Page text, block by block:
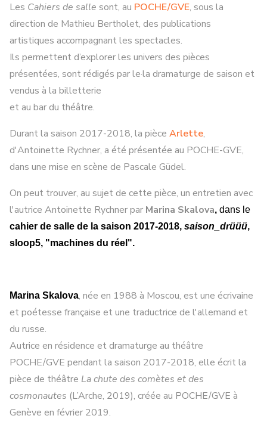
Les Cahiers de salle sont, au POCHE/GVE, sous la
direction de Mathieu Bertholet, des publications
artistiques accompagnant les spectacles.
Ils permettent d’explorer les univers des pièces
présentées, sont rédigés par le·la dramaturge de saison et
vendus à la billetterie
et au bar du théâtre.
Durant la saison 2017-2018, la pièce Arlette,
d'Antoinette Rychner, a été présentée au POCHE-GVE,
dans une mise en scène de Pascale Güdel.
On peut trouver, au sujet de cette pièce, un entretien avec
l'autrice Antoinette Rychner par Marina Skalova, dans le
cahier de salle de la saison 2017-2018, saison_drüüü,
sloop5, "machines du réel".
Marina Skalova, née en 1988 à Moscou, est une écrivaine
et poétesse française et une traductrice de l'allemand et
du russe.
Autrice en résidence et dramaturge au théâtre
POCHE/GVE pendant la saison 2017-2018, elle écrit la
pièce de théâtre La chute des comètes et des
cosmonautes (L’Arche, 2019), créée au POCHE/GVE à
Genève en février 2019.